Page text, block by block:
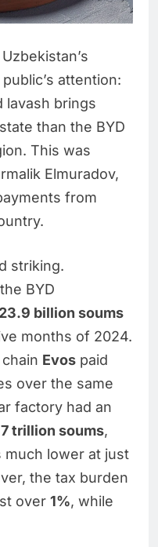
attention:
lavash brings
than the BYD
This was
Elmuradov,
from
striking.
BYD
23.9 billion soums
months of 2024.
Evos paid
over the same
factory had an
trillion soums,
much lower at just
the tax burden
over 1%, while